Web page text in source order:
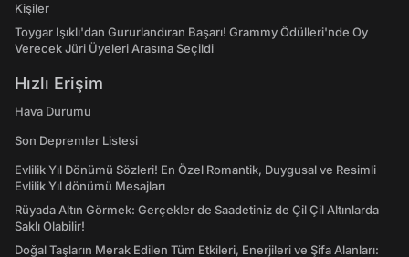
Kişiler
Toygar Işıklı'dan Gururlandıran Başarı! Grammy Ödülleri'nde Oy
Verecek Jüri Üyeleri Arasına Seçildi
Hızlı Erişim
Hava Durumu
Son Depremler Listesi
Evlilik Yıl Dönümü Sözleri! En Özel Romantik, Duygusal ve Resimli
Evlilik Yıl dönümü Mesajları
Rüyada Altın Görmek: Gerçekler de Saadetiniz de Çil Çil Altınlarda
Saklı Olabilir!
Doğal Taşların Merak Edilen Tüm Etkileri, Enerjileri ve Şifa Alanları: